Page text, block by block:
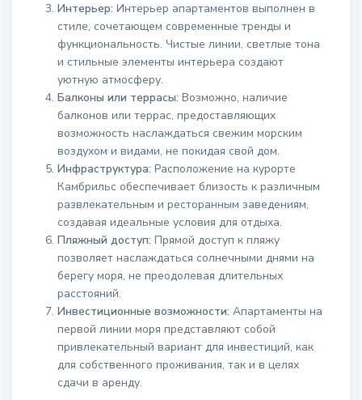
Интерьер: Интерьер апартаментов выполнен в
стиле, сочетающем современные тренды и
функциональность. Чистые линии, светлые тона
и стильные элементы интерьера создают
уютную атмосферу.
Балконы или террасы: Возможно, наличие
балконов или террас, предоставляющих
возможность наслаждаться свежим морским
воздухом и видами, не покидая свой дом.
Инфраструктура: Расположение на курорте
Камбрильс обеспечивает близость к различным
развлекательным и ресторанным заведениям,
создавая идеальные условия для отдыха.
Пляжный доступ: Прямой доступ к пляжу
позволяет наслаждаться солнечными днями на
берегу моря, не преодолевая длительных
расстояний.
Инвестиционные возможности: Апартаменты на
первой линии моря представляют собой
привлекательный вариант для инвестиций, как
для собственного проживания, так и в целях
сдачи в аренду.